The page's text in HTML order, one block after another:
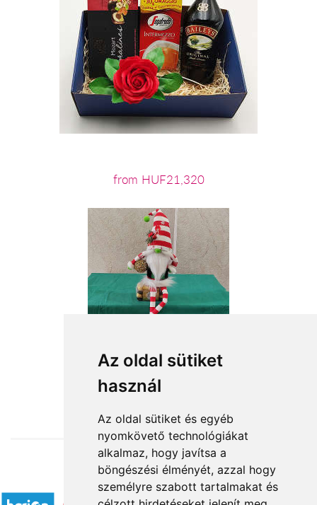
Az oldal sütiket
használ
Az oldal sütiket és egyéb
nyomkövető technológiákat
alkalmaz, hogy javítsa a
böngészési élményét, azzal hogy
személyre szabott tartalmakat és
from HUF21,320
from HUF16,760
Accepted payment methods